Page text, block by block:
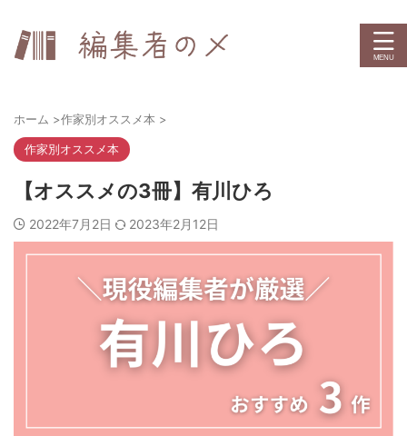
ホーム >作家別オススメ本 >
作家別オススメ本
【オススメの3冊】有川ひろ
2022年7月2日 2023年2月12日